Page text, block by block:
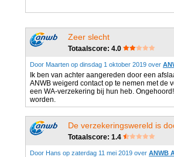
Zeer slecht
Totaalscore: 4.0
Door Maarten op dinsdag 1 oktober 2019 over
Ik ben van achter aangereden door een
ANWB weigerd contact op te nemen met de
een WA-verzekering bij hun heb.
worden.
De verzekeringswereld is
Totaalscore: 1.4
Door Hans op zaterdag 11 mei 2019 over ANWB